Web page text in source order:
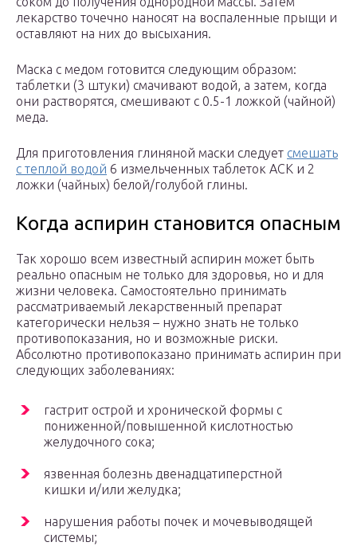
лекарство точечно наносят на воспаленные прыщи и
оставляют на них до высыхания.
Маска с медом готовится следующим образом:
таблетки (3 штуки) смачивают водой, а затем, когда
они растворятся, смешивают с 0.5-1 ложкой (чайной)
меда.
Для приготовления глиняной маски следует смешать
с теплой водой 6 измельченных таблеток АСК и 2
ложки (чайных) белой/голубой глины.
Когда аспирин становится опасным
Так хорошо всем известный аспирин может быть
реально опасным не только для здоровья, но и для
жизни человека. Самостоятельно принимать
рассматриваемый лекарственный препарат
категорически нельзя – нужно знать не только
противопоказания, но и возможные риски.
Абсолютно противопоказано принимать аспирин при
следующих заболеваниях:
гастрит острой и хронической формы с
пониженной/повышенной кислотностью
желудочного сока;
язвенная болезнь двенадцатиперстной
кишки и/или желудка;
нарушения работы почек и мочевыводящей
системы;